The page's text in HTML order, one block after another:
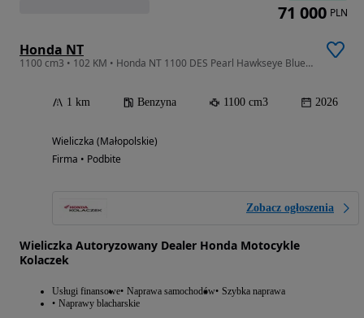
Honda NT
1100 cm3 • 102 KM • Honda NT 1100 DES Pearl Hawkseye Blue model 2026
1 km Benzyna 1100 cm3 2026
Wieliczka (Małopolskie)
Firma • Podbite
Zobacz ogłoszenia
Wieliczka Autoryzowany Dealer Honda Motocykle
Kolaczek
Usługi finansowe Naprawa samochodów Szybka naprawa
Naprawy blacharskie
71 000 PLN